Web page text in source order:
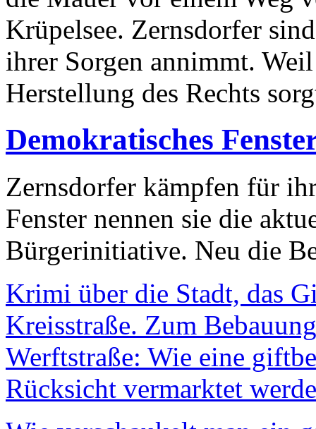
Krüpelsee. Zernsdorfer
ihrer Sorgen annimmt.
Herstellung des Rechts
Demokratisches
Zernsdorfer kämpfen für
Fenster nennen sie die
Bürgerinitiative. Neu die
Krimi über die Stadt, das
Kreisstraße. Zum
Werftstraße: Wie eine
Rücksicht vermarktet